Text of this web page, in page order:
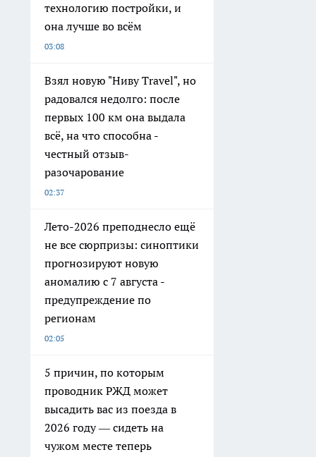
технологию постройки, и
она лучше во всём
03:08
Взял новую "Ниву Travel", но
радовался недолго: после
первых 100 км она выдала
всё, на что способна -
честный отзыв-
разочарование
02:37
Лето-2026 преподнесло ещё
не все сюрпризы: синоптики
прогнозируют новую
аномалию с 7 августа -
предупреждение по
регионам
02:05
5 причин, по которым
проводник РЖД может
высадить вас из поезда в
2026 году — сидеть на
чужом месте теперь